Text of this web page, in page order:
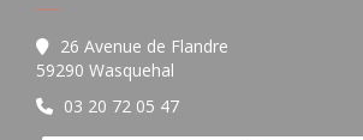
26 Avenue de Flandre
59290 Wasquehal
03 20 72 05 47